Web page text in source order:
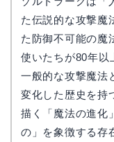
た伝説的な攻撃魔
た防御不可能の魔
使いたちが80年以
一般的な攻撃魔法
変化した歴史を持
描く「魔法の進化
の」を象徴する存